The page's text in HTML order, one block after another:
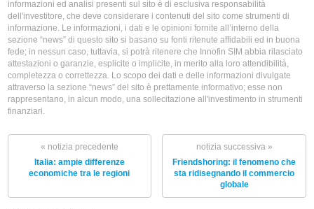
informazioni ed analisi presenti sul sito è di esclusiva responsabilità
dell'investitore, che deve considerare i contenuti del sito come strumenti di
informazione. Le informazioni, i dati e le opinioni fornite all’interno della
sezione “news” di questo sito si basano su fonti ritenute affidabili ed in buona
fede; in nessun caso, tuttavia, si potrà ritenere che Innofin SIM abbia rilasciato
attestazioni o garanzie, esplicite o implicite, in merito alla loro attendibilità,
completezza o correttezza. Lo scopo dei dati e delle informazioni divulgate
attraverso la sezione “news” del sito è prettamente informativo; esse non
rappresentano, in alcun modo, una sollecitazione all'investimento in strumenti
finanziari.
« notizia precedente
Italia: ampie differenze
economiche tra le regioni
notizia successiva »
Friendshoring: il fenomeno che
sta ridisegnando il commercio
globale